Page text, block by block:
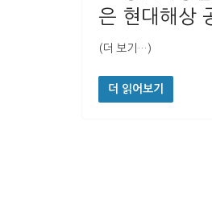
은 현대해상
(더 보기…)
더 읽어보기